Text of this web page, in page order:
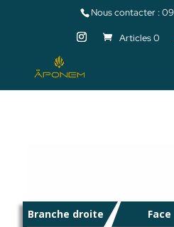
Nous contacter :
Articles 0
Branche droite Face